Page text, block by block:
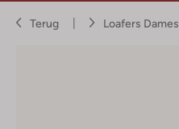
Terug Loafers Dames